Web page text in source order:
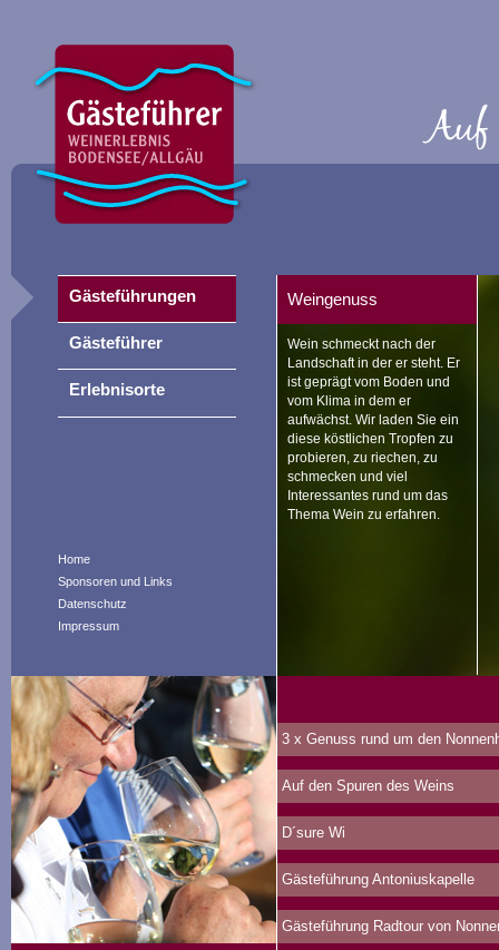
Home
Sponsoren und Links
Datenschutz
Impressum
Weingenuss
Wein schmeckt nach der
Landschaft in der er steht. Er
ist geprägt vom Boden und
vom Klima in dem er
aufwächst. Wir laden Sie ein
diese köstlichen Tropfen zu
probieren, zu riechen, zu
schmecken und viel
Interessantes rund um das
Thema Wein zu erfahren.
3 x Genuss rund um den
Auf den Spuren des Weins
D´sure Wi
Gästeführung Antoniuskapelle
Gästeführung Radtour von
Gästeführungen
Gästeführer
Erlebnisorte